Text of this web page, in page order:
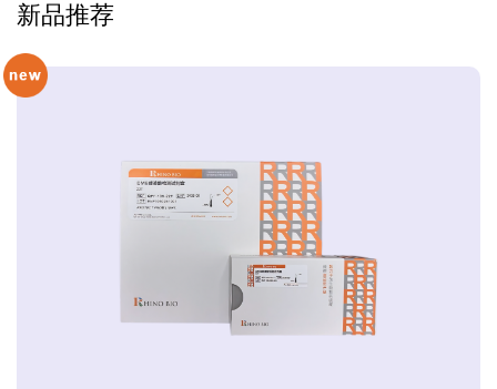
新品推荐